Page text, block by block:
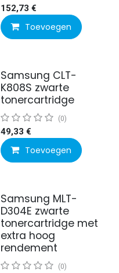
152,73 €
Toevoegen
Samsung CLT-
K808S zwarte
tonercartridge
(0)
49,33 €
Toevoegen
Samsung MLT-
D304E zwarte
tonercartridge met
extra hoog
rendement
(0)